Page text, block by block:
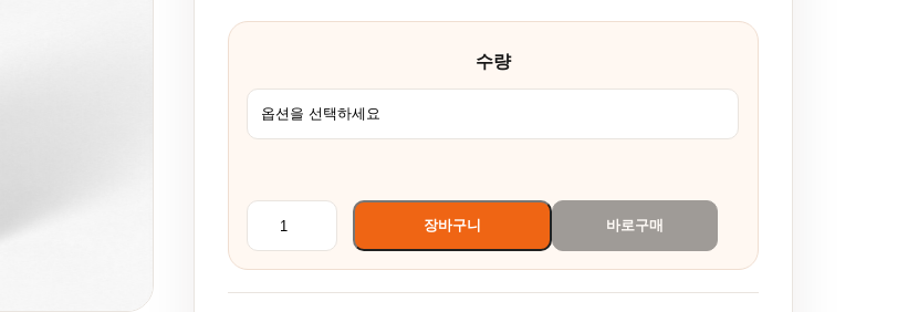
수량
Morr F 5% (피나스테리드 0.1%+미녹시딜 5%) 수량
장바구니 바로구매